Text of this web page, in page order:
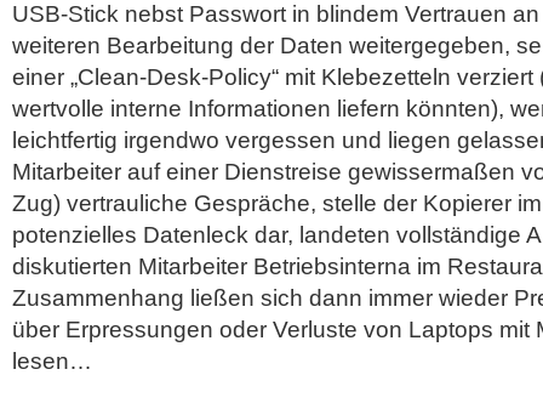
USB-Stick nebst Passwort in blindem Vertrauen
weiteren Bearbeitung der Daten weitergegeben,
einer „Clean-Desk-Policy“ mit Klebezetteln
wertvolle interne Informationen liefern könnten),
leichtfertig irgendwo vergessen und liegen
Mitarbeiter auf einer Dienstreise gewissermaßen
Zug) vertrauliche Gespräche, stelle der Kopierer
potenzielles Datenleck dar, landeten vollständige
diskutierten Mitarbeiter Betriebsinterna im
Zusammenhang ließen sich dann immer wieder
über Erpressungen oder Verluste von Laptops mit
lesen…